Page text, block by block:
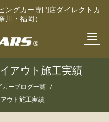
ングカー専門店ダイレクトカ
川・福岡）
アウト施工実績
カーブログ一覧
ウト施工実績